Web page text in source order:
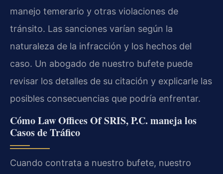
manejo temerario y otras violaciones de
tránsito. Las sanciones varían según la
naturaleza de la infracción y los hechos del
caso. Un abogado de nuestro bufete puede
revisar los detalles de su citación y explicarle las
posibles consecuencias que podría enfrentar.
Cómo Law Offices Of SRIS, P.C. maneja los
Casos de Tráfico
Cuando contrata a nuestro bufete, nuestro